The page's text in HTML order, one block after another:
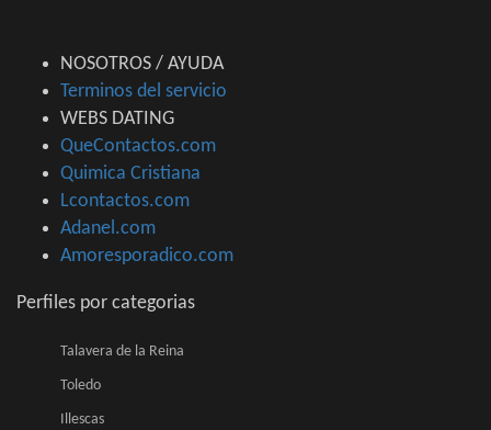
NOSOTROS / AYUDA
Terminos del servicio
WEBS DATING
QueContactos.com
Quimica Cristiana
Lcontactos.com
Adanel.com
Amoresporadico.com
Perfiles por categorias
Talavera de la Reina
Toledo
Illescas